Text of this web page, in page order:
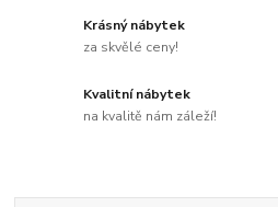
Krásný nábytek
za skvělé ceny!
Kvalitní nábytek
na kvalitě nám záleží!